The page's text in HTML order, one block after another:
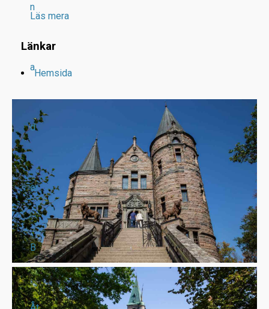
n
a
d
er
B
Läs mera
Länkar
Hemsida